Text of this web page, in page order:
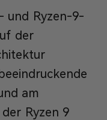
und Ryzen-9-
der
am
Ryzen 9